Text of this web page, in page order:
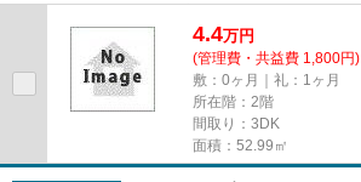
みてもいいと思います。快適...
4.4万円
(管理費・共益費 1,800円)
敷：0ヶ月｜礼：1ヶ月
所在階：2階
間取り：3DK
面積：52.99㎡